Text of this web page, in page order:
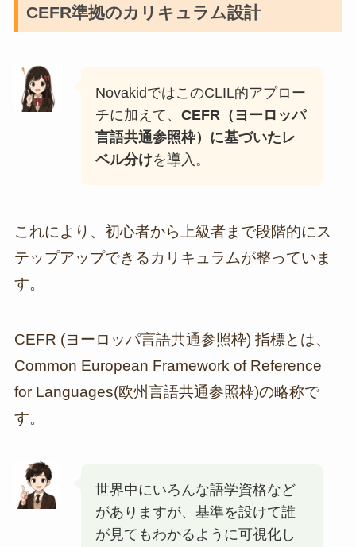
CEFR準拠のカリキュラム設計
NovakidではこのCLIL的アプロー
チに加えて、 CEFR（ヨーロッパ
言語共通参照枠）に基づいたレ
ベル分けを導入。
これにより、初心者から上級者まで段階的にス
テップアップできるカリキュラムが整っていま
す。
CEFR (ヨーロッパ言語共通参照枠) 指標とは、
Common European Framework of Reference
for Languages(欧州言語共通参照枠)の略称で
す。
世界中にいろんな語学資格など
がありますが、基準を設けて誰
が見てもわかるように可視化し